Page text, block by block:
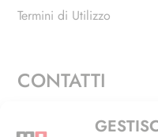
Termini di Utilizzo
CONTATTI
Via Alfieri, 27 -